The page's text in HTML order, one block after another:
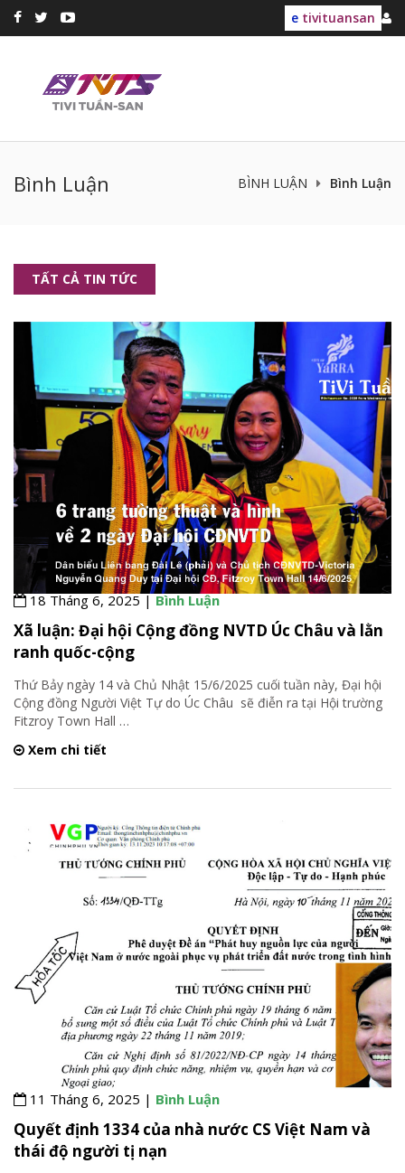
e tivituansan
Bình Luận BÌNH LUẬN Bình Luận
TẤT CẢ TIN TỨC
18 Tháng 6, 2025 |Bình Luận
Xã luận: Đại hội Cộng đồng NVTD Úc Châu và lằn
ranh quốc-cộng
Thứ Bảy ngày 14 và Chủ Nhật 15/6/2025 cuối tuần này, Đại hội
Cộng đồng Người Việt Tự do Úc Châu sẽ điễn ra tại Hội trường
Fitzroy Town Hall …
Xem chi tiết
11 Tháng 6, 2025 | Bình Luận
Quyết định 1334 của nhà nước CS Việt Nam và
thái độ người tị nạn